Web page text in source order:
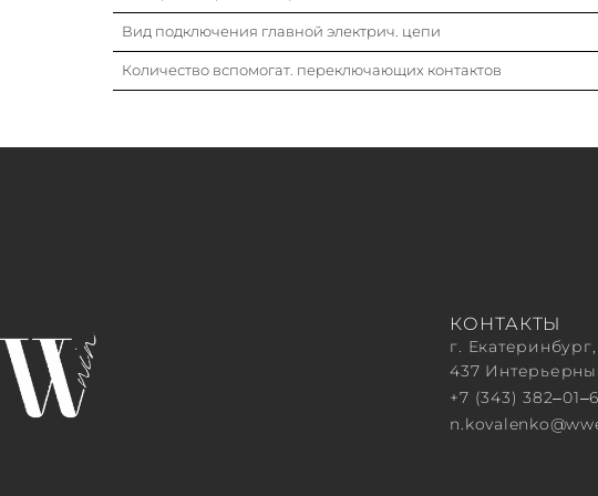
Вид подключения главной электрич. цепи
Количество вспомогат. переключающих контактов
КОНТАКТЫ
г.
437
+7 (343)